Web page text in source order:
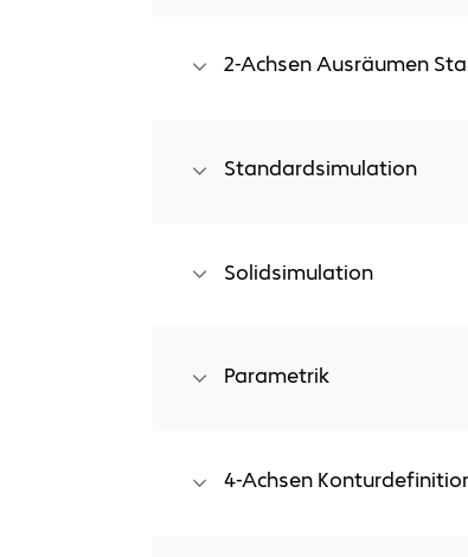
2-Achsen Ausräumen
Standardsimulation
Solidsimulation
Parametrik
4-Achsen